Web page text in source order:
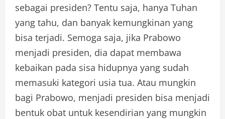
sebagai presiden? Tentu saja, hanya Tuhan
yang tahu, dan banyak kemungkinan yang
bisa terjadi. Semoga saja, jika Prabowo
menjadi presiden, dia dapat membawa
kebaikan pada sisa hidupnya yang sudah
memasuki kategori usia tua. Atau mungkin
bagi Prabowo, menjadi presiden bisa menjadi
bentuk obat untuk kesendirian yang mungkin